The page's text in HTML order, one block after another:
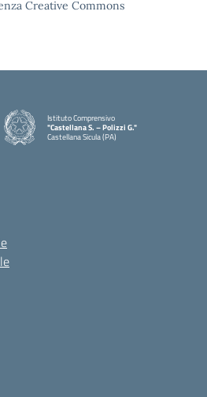
Creative Commons
Istituto Comprensivo
"Castellana S. – Polizzi G."
Castellana Sicula (PA)